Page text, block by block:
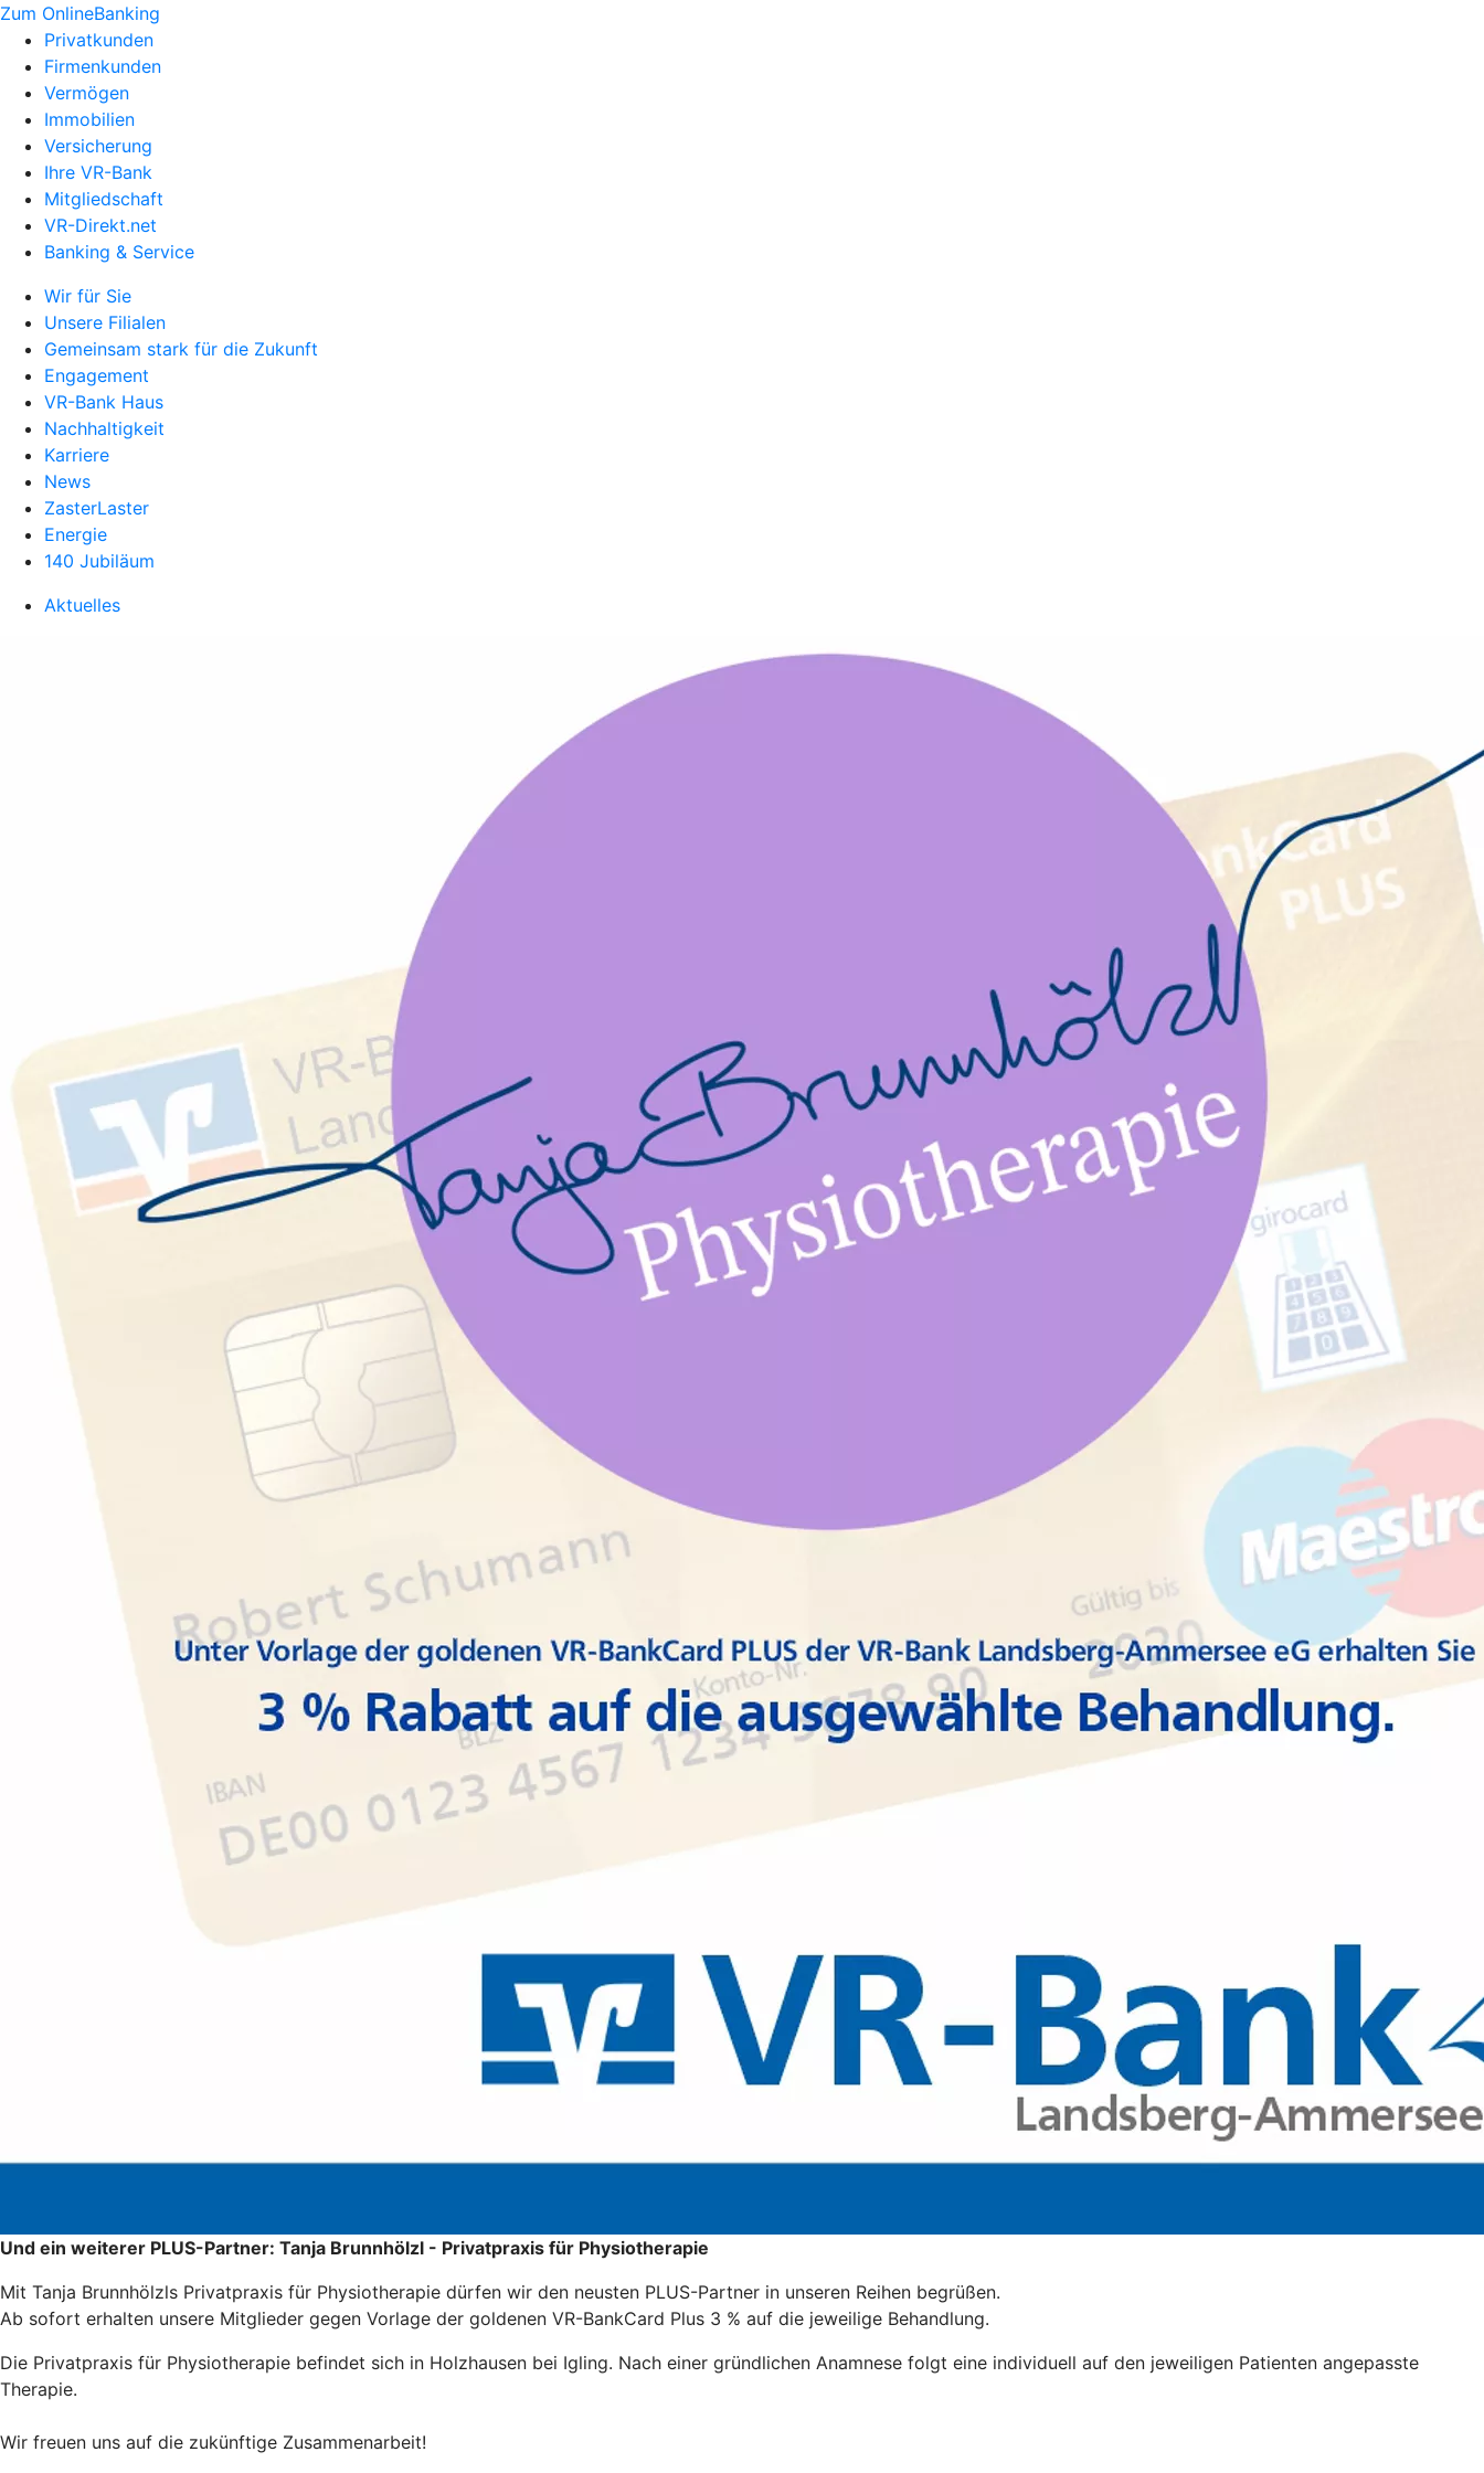
Zum OnlineBanking
Privatkunden
Firmenkunden
Vermögen
Immobilien
Versicherung
Ihre VR-Bank
Mitgliedschaft
VR-Direkt.net
Banking & Service
Wir für Sie
Unsere Filialen
Gemeinsam stark für die Zukunft
Engagement
VR-Bank Haus
Nachhaltigkeit
Karriere
News
ZasterLaster
Energie
140 Jubiläum
Aktuelles
Und ein weiterer PLUS-Partner: Tanja Brunnhölzl - Privatpraxis für Physiotherapie
Mit Tanja Brunnhölzls Privatpraxis für Physiotherapie dürfen wir den neusten PLUS-Partner in unseren Reihen begrüßen.
Ab sofort erhalten unsere Mitglieder gegen Vorlage der goldenen VR-BankCard Plus 3 % auf die jeweilige Behandlung.
Die Privatpraxis für Physiotherapie befindet sich in Holzhausen bei Igling. Nach einer gründlichen Anamnese folgt eine individuell auf den jeweiligen Patienten angepasste
Therapie.
Wir freuen uns auf die zukünftige Zusammenarbeit!